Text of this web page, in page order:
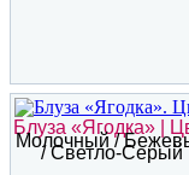
Блуза «Ягодка» |
Молочный /
/ Светло-Серый